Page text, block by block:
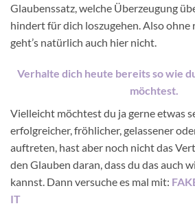
Glaubenssatz, welche Überzeugung
hindert für dich loszugehen. Also
geht’s natürlich auch hier nicht.
Verhalte dich heute bereits so wie
möchtest.
Vielleicht möchtest du ja gerne etwas
erfolgreicher, fröhlicher, gelassener
auftreten, hast aber noch nicht das
den Glauben daran, dass du das auch
kannst. Dann versuche es mal mit:
IT